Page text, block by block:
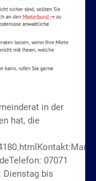
in der
hat, die
07071
Dienstag bis